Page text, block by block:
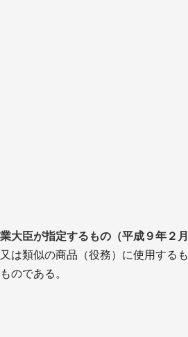
大臣が指定するもの（平成９年２月
は類似の商品（役務）に使用するも
のである。